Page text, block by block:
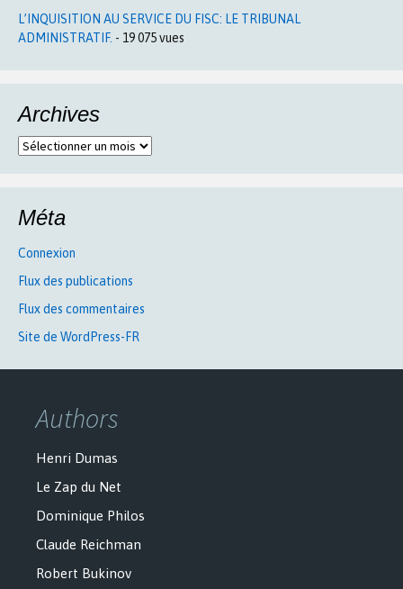
L’INQUISITION AU SERVICE DU FISC: LE TRIBUNAL
ADMINISTRATIF. - 19 075 vues
Archives
Archives
Méta
Connexion
Flux des publications
Flux des commentaires
Site de WordPress-FR
Authors
Henri Dumas
Le Zap du Net
Dominique Philos
Claude Reichman
Robert Bukinov